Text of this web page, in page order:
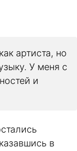
артиста, но
У меня с
и
в